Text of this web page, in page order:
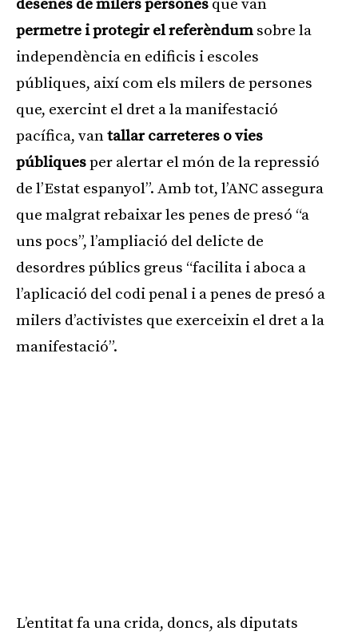
desenes de milers persones que van
permetre i protegir el referèndum sobre la
independència en edificis i escoles
públiques, així com els milers de persones
que, exercint el dret a la manifestació
pacífica, vantallar carreteres o vies
públiquesper alertar el món de la repressió
de l’Estat espanyol”. Amb tot, l’ANC assegura
que malgrat rebaixar les penes de presó “a
uns pocs”, l’ampliació del delicte de
desordres públics greus “facilita i aboca a
l’aplicació del codi penal i a penes de presó a
milers d’activistes que exerceixin el dret a la
manifestació”.
L’entitat fa una crida, doncs, als diputats